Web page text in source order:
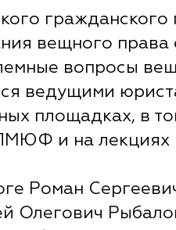
гражданского
вещного права
вопросы
ведущими
площадках, в
и на лекциях
Роман
Олегович